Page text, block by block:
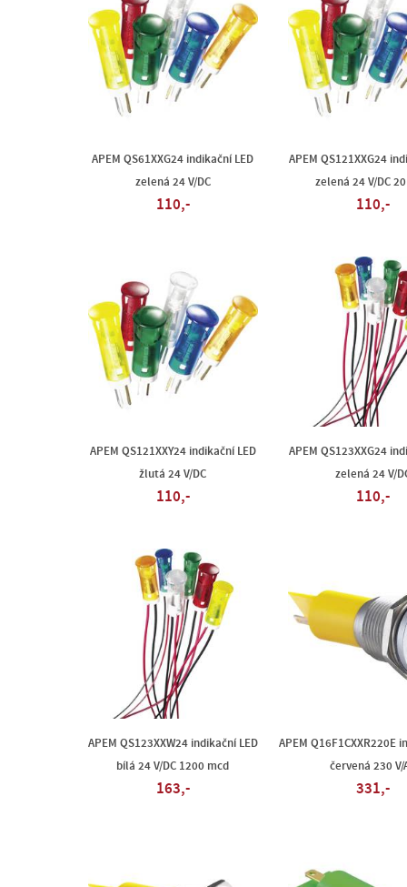
APEM QS61XXG24 indikační LED
zelená 24 V/DC
110,-
APEM QS121XXG24
zelená 24 V/DC
110,-
APEM QS121XXY24 indikační LED
žlutá 24 V/DC
110,-
APEM QS123XXG24
zelená 24 V/
110,-
APEM QS123XXW24 indikační LED
bílá 24 V/DC 1200 mcd
163,-
APEM Q16F1CXXR220E
červená 230 V/
331,-